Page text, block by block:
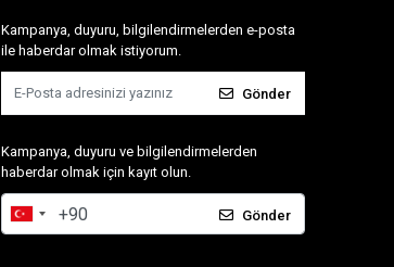
Kampanya, duyuru, bilgilendirmelerden e-posta
ile haberdar olmak istiyorum.
Gönder
Kampanya, duyuru ve bilgilendirmelerden
haberdar olmak için kayıt olun.
Gönder